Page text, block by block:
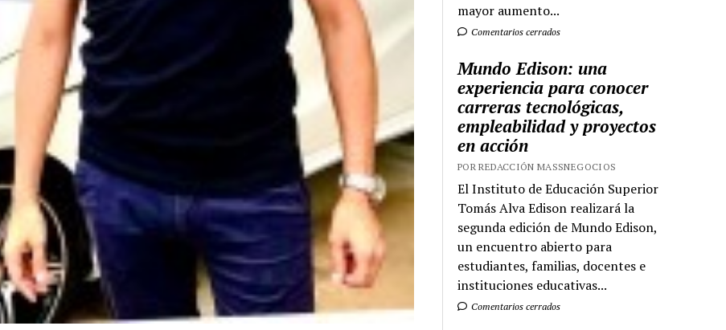
mayor aumento...
Comentarios cerrados
Mundo Edison: una
experiencia para conocer
carreras tecnológicas,
empleabilidad y proyectos
en acción
POR REDACCIÓN MASSNEGOCIOS
El Instituto de Educación Superior
Tomás Alva Edison realizará la
segunda edición de Mundo Edison,
un encuentro abierto para
estudiantes, familias, docentes e
instituciones educativas...
Comentarios cerrados